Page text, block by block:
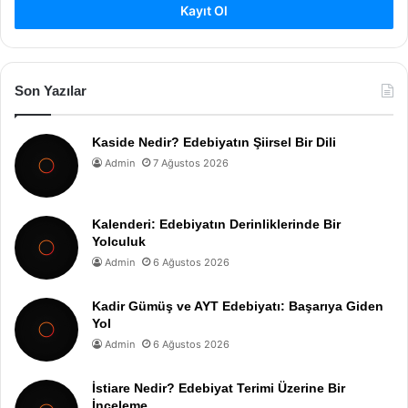
Kayıt Ol
Son Yazılar
Kaside Nedir? Edebiyatın Şiirsel Bir Dili
Admin 7 Ağustos 2026
Kalenderi: Edebiyatın Derinliklerinde Bir
Yolculuk
Admin 6 Ağustos 2026
Kadir Gümüş ve AYT Edebiyatı: Başarıya Giden
Yol
Admin 6 Ağustos 2026
İstiare Nedir? Edebiyat Terimi Üzerine Bir
İnceleme